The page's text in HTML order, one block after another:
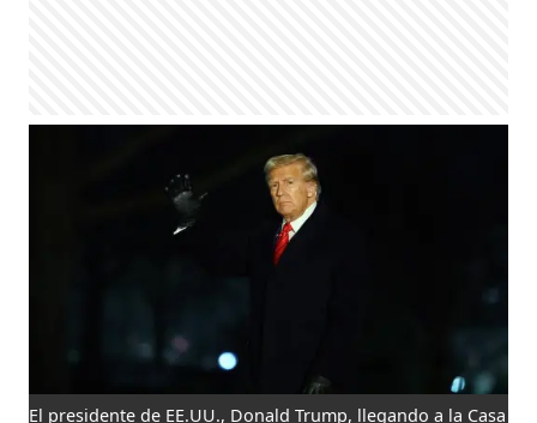
El presidente de EE.UU., Donald Trump, llegando a la Casa